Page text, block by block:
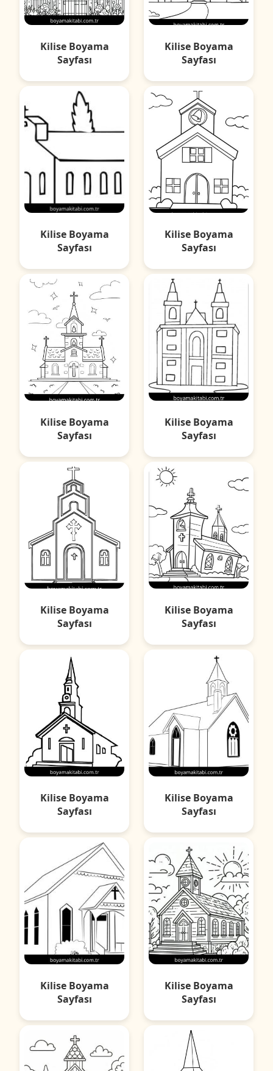
Kilise Boyama
Sayfası
Kilise Boyama
Sayfası
Kilise Boyama
Sayfası
Kilise Boyama
Sayfası
Kilise Boyama
Sayfası
Kilise Boyama
Sayfası
Kilise Boyama
Sayfası
Kilise Boyama
Sayfası
Kilise Boyama
Sayfası
Kilise Boyama
Sayfası
Kilise Boyama
Sayfası
Kilise Boyama
Sayfası